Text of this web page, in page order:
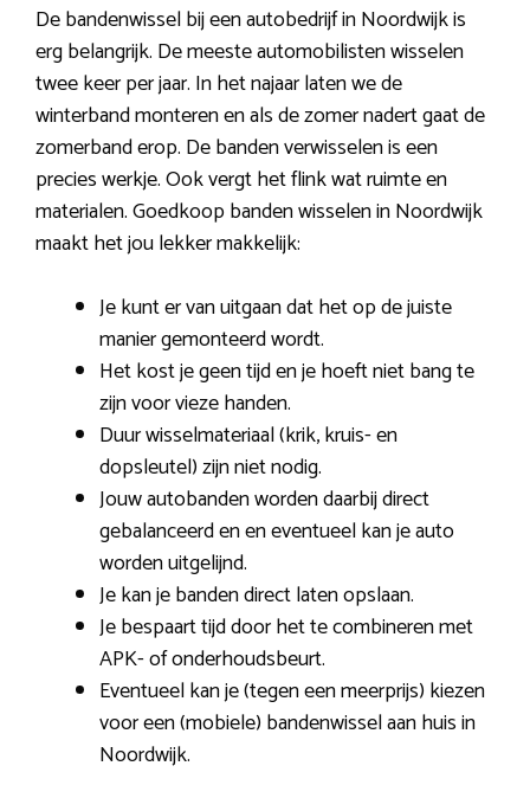
De bandenwissel bij een autobedrijf in Noordwijk is
erg belangrijk. De meeste automobilisten wisselen
twee keer per jaar. In het najaar laten we de
winterband monteren en als de zomer nadert gaat de
zomerband erop. De banden verwisselen is een
precies werkje. Ook vergt het flink wat ruimte en
materialen. Goedkoop banden wisselen in Noordwijk
maakt het jou lekker makkelijk:
Je kunt er van uitgaan dat het op de juiste
manier gemonteerd wordt.
Het kost je geen tijd en je hoeft niet bang te
zijn voor vieze handen.
Duur wisselmateriaal (krik, kruis- en
dopsleutel) zijn niet nodig.
Jouw autobanden worden daarbij direct
gebalanceerd en en eventueel kan je auto
worden uitgelijnd.
Je kan je banden direct laten opslaan.
Je bespaart tijd door het te combineren met
APK- of onderhoudsbeurt.
Eventueel kan je (tegen een meerprijs) kiezen
voor een (mobiele) bandenwissel aan huis in
Noordwijk.